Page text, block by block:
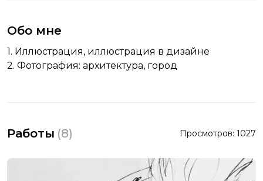
Обо мне
1. Иллюстрация, иллюстрация в дизайне
2. Фотография: архитектура, город
Работы (8) Просмотров: 1027